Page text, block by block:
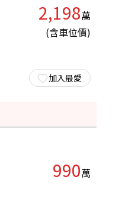
2,198萬
(含車位價)
加入最愛
990萬